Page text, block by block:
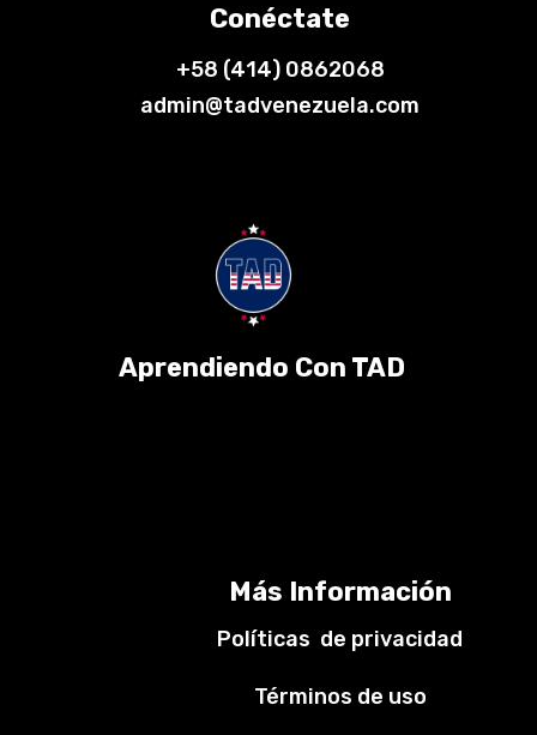
Conéctate
+58 (414) 0862068
admin@tadvenezuela.com
Aprendiendo Con TAD
Más Información
Políticas de privacidad
Términos de uso